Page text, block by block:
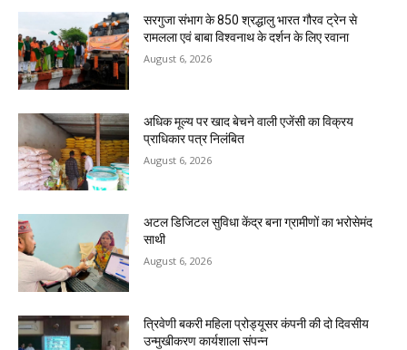
सरगुजा संभाग के 850 श्रद्धालु भारत गौरव ट्रेन से
रामलला एवं बाबा विश्वनाथ के दर्शन के लिए रवाना
August 6, 2026
अधिक मूल्य पर खाद बेचने वाली एजेंसी का विक्रय
प्राधिकार पत्र निलंबित
August 6, 2026
अटल डिजिटल सुविधा केंद्र बना ग्रामीणों का भरोसेमंद
साथी
August 6, 2026
त्रिवेणी बकरी महिला प्रोड्यूसर कंपनी की दो दिवसीय
उन्मुखीकरण कार्यशाला संपन्न